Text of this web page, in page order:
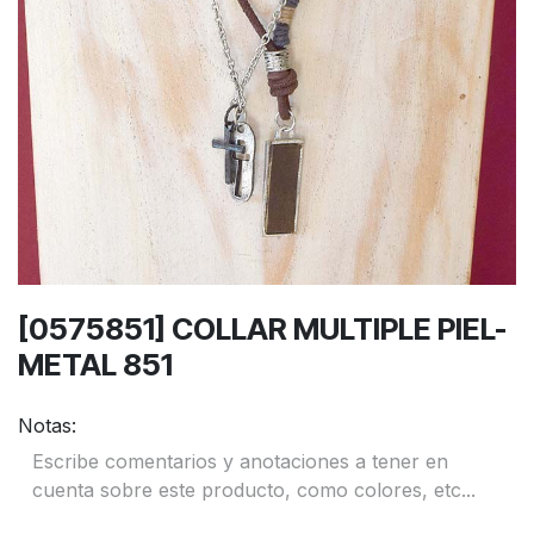
[0575851] COLLAR MULTIPLE PIEL-
METAL 851
Notas: